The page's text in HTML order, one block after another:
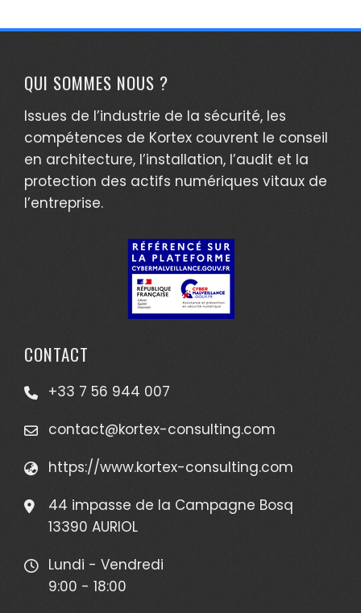
QUI SOMMES NOUS ?
Issues de l’industrie de la sécurité, les
compétences de Kortex couvrent le conseil
en architecture, l’installation, l’audit et la
protection des actifs numériques vitaux de
l’entreprise.
CONTACT
+33 7 56 944 007
contact@kortex-consulting.com
https://www.kortex-consulting.com
44 impasse de la Campagne Bosq
13390 AURIOL
Lundi - Vendredi
9:00 - 18:00